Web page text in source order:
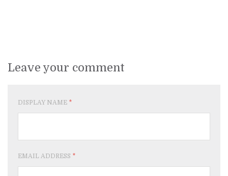
Leave your comment
DISPLAY NAME *
EMAIL ADDRESS *